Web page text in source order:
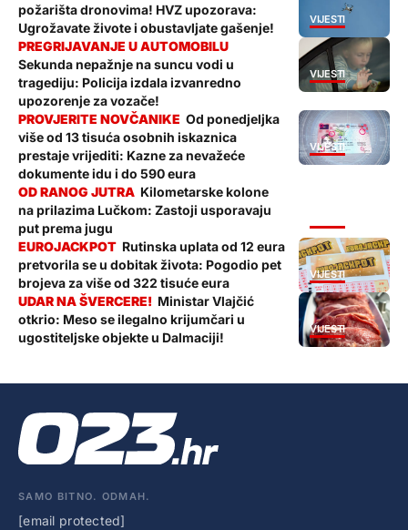
VIJESTI
požarišta dronovima! HVZ upozorava:
Ugrožavate živote i obustavljate gašenje!
VIJESTI
Sekunda nepažnje na suncu vodi u
tragediju: Policija izdala izvanredno
upozorenje za vozače!
VIJESTI
Od ponedjeljka
više od 13 tisuća osobnih iskaznica
prestaje vrijediti: Kazne za nevažeće
dokumente idu i do 590 eura
Kilometarske kolone
na prilazima Lučkom: Zastoji usporavaju
put prema jugu
VIJESTI
Rutinska uplata od 12 eura
pretvorila se u dobitak života: Pogodio pet
brojeva za više od 322 tisuće eura
VIJESTI
Ministar Vlajčić
otkrio: Meso se ilegalno krijumčari u
ugostiteljske objekte u Dalmaciji!
SAMO BITNO. ODMAH.
[email protected]